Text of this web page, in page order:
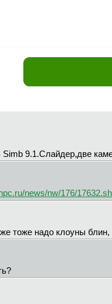
9.1.Слайдер,две
news/nw/176/
тоже надо клоуны блин,